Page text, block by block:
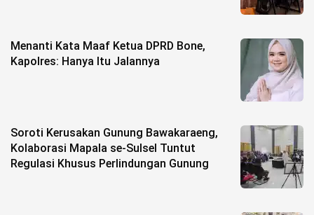
Menanti Kata Maaf Ketua DPRD Bone,
Kapolres: Hanya Itu Jalannya
Soroti Kerusakan Gunung Bawakaraeng,
Kolaborasi Mapala se-Sulsel Tuntut
Regulasi Khusus Perlindungan Gunung